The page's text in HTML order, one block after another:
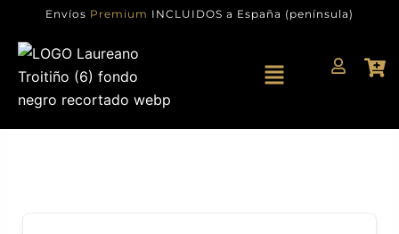
contenido
Envíos Premium INCLUIDOS a España (península)
Menú